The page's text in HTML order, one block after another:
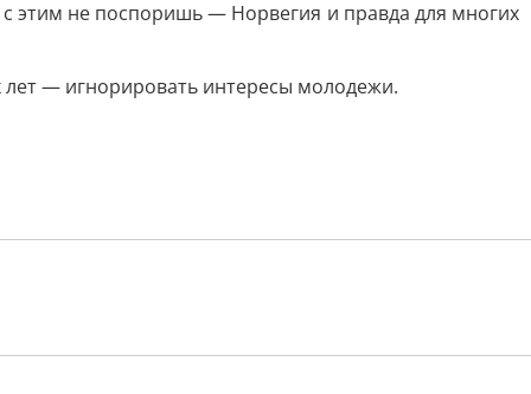
этим не поспоришь — Норвегия и правда для многих
— игнорировать интересы молодежи.